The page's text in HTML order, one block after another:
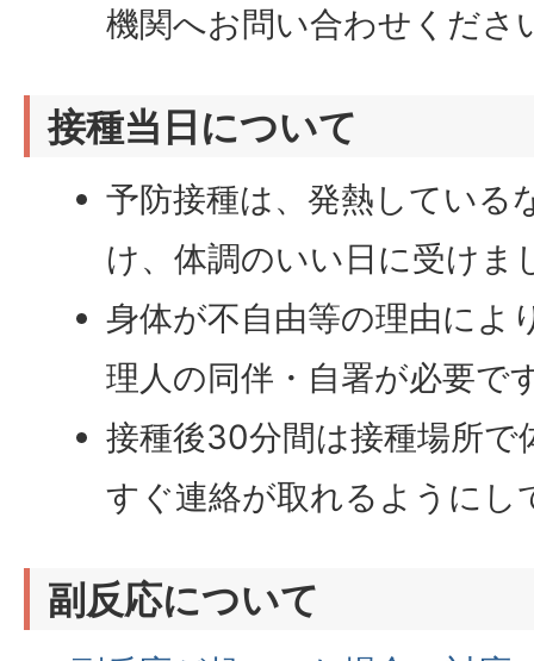
機関へお問い合わせくださ
接種当日について
予防接種は、発熱している
け、体調のいい日に受けま
身体が不自由等の理由によ
理人の同伴・自署が必要で
接種後30分間は接種場所で
すぐ連絡が取れるようにし
副反応について